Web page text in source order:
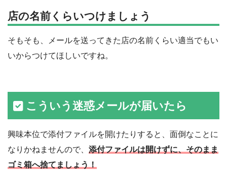
店の名前くらいつけましょう
そもそも、メールを送ってきた店の名前くらい適当でもい
いからつけてほしいですね。
こういう迷惑メールが届いたら
興味本位で添付ファイルを開けたりすると、面倒なことに
なりかねませんので、 添付ファイルは開けずに、そのまま
ゴミ箱へ捨てましょう！